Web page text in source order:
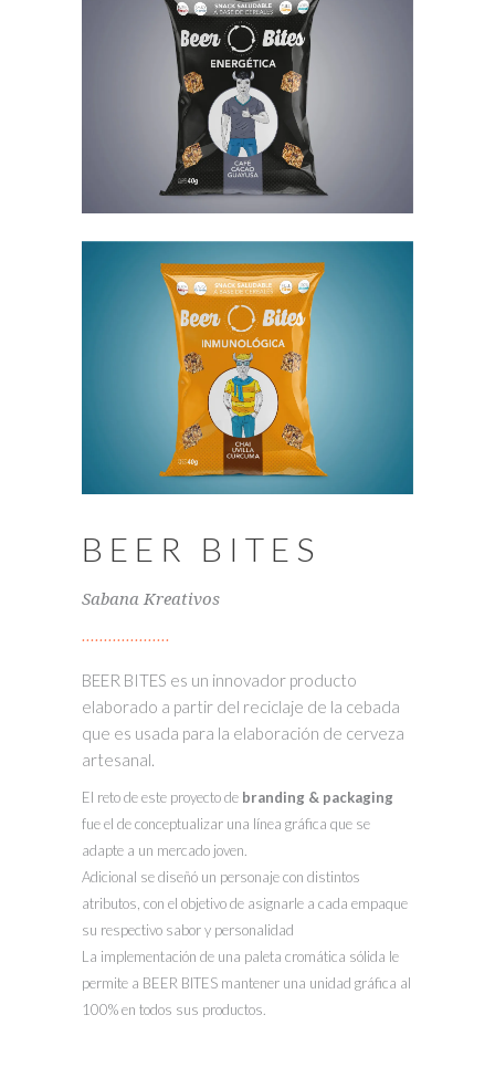
BEER BITES
Sabana Kreativos
BEER BITES es un innovador producto
elaborado a partir del reciclaje de la cebada
que es usada para la elaboración de cerveza
artesanal.
El reto de este proyecto de branding & packaging
fue el de conceptualizar una línea gráfica que se
adapte a un mercado joven.
Adicional se diseñó un personaje con distintos
atributos, con el objetivo de asignarle a cada empaque
su respectivo sabor y personalidad
La implementación de una paleta cromática sólida le
permite a BEER BITES mantener una unidad gráfica al
100% en todos sus productos.